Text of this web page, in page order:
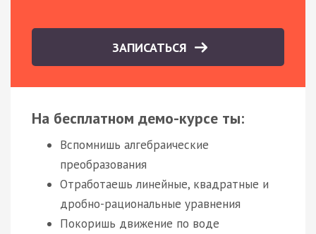
ЗАПИСАТЬСЯ
На бесплатном демо-курсе ты:
Вспомнишь алгебраические
преобразования
Отработаешь линейные, квадратные и
дробно-рациональные уравнения
Покоришь движение по воде